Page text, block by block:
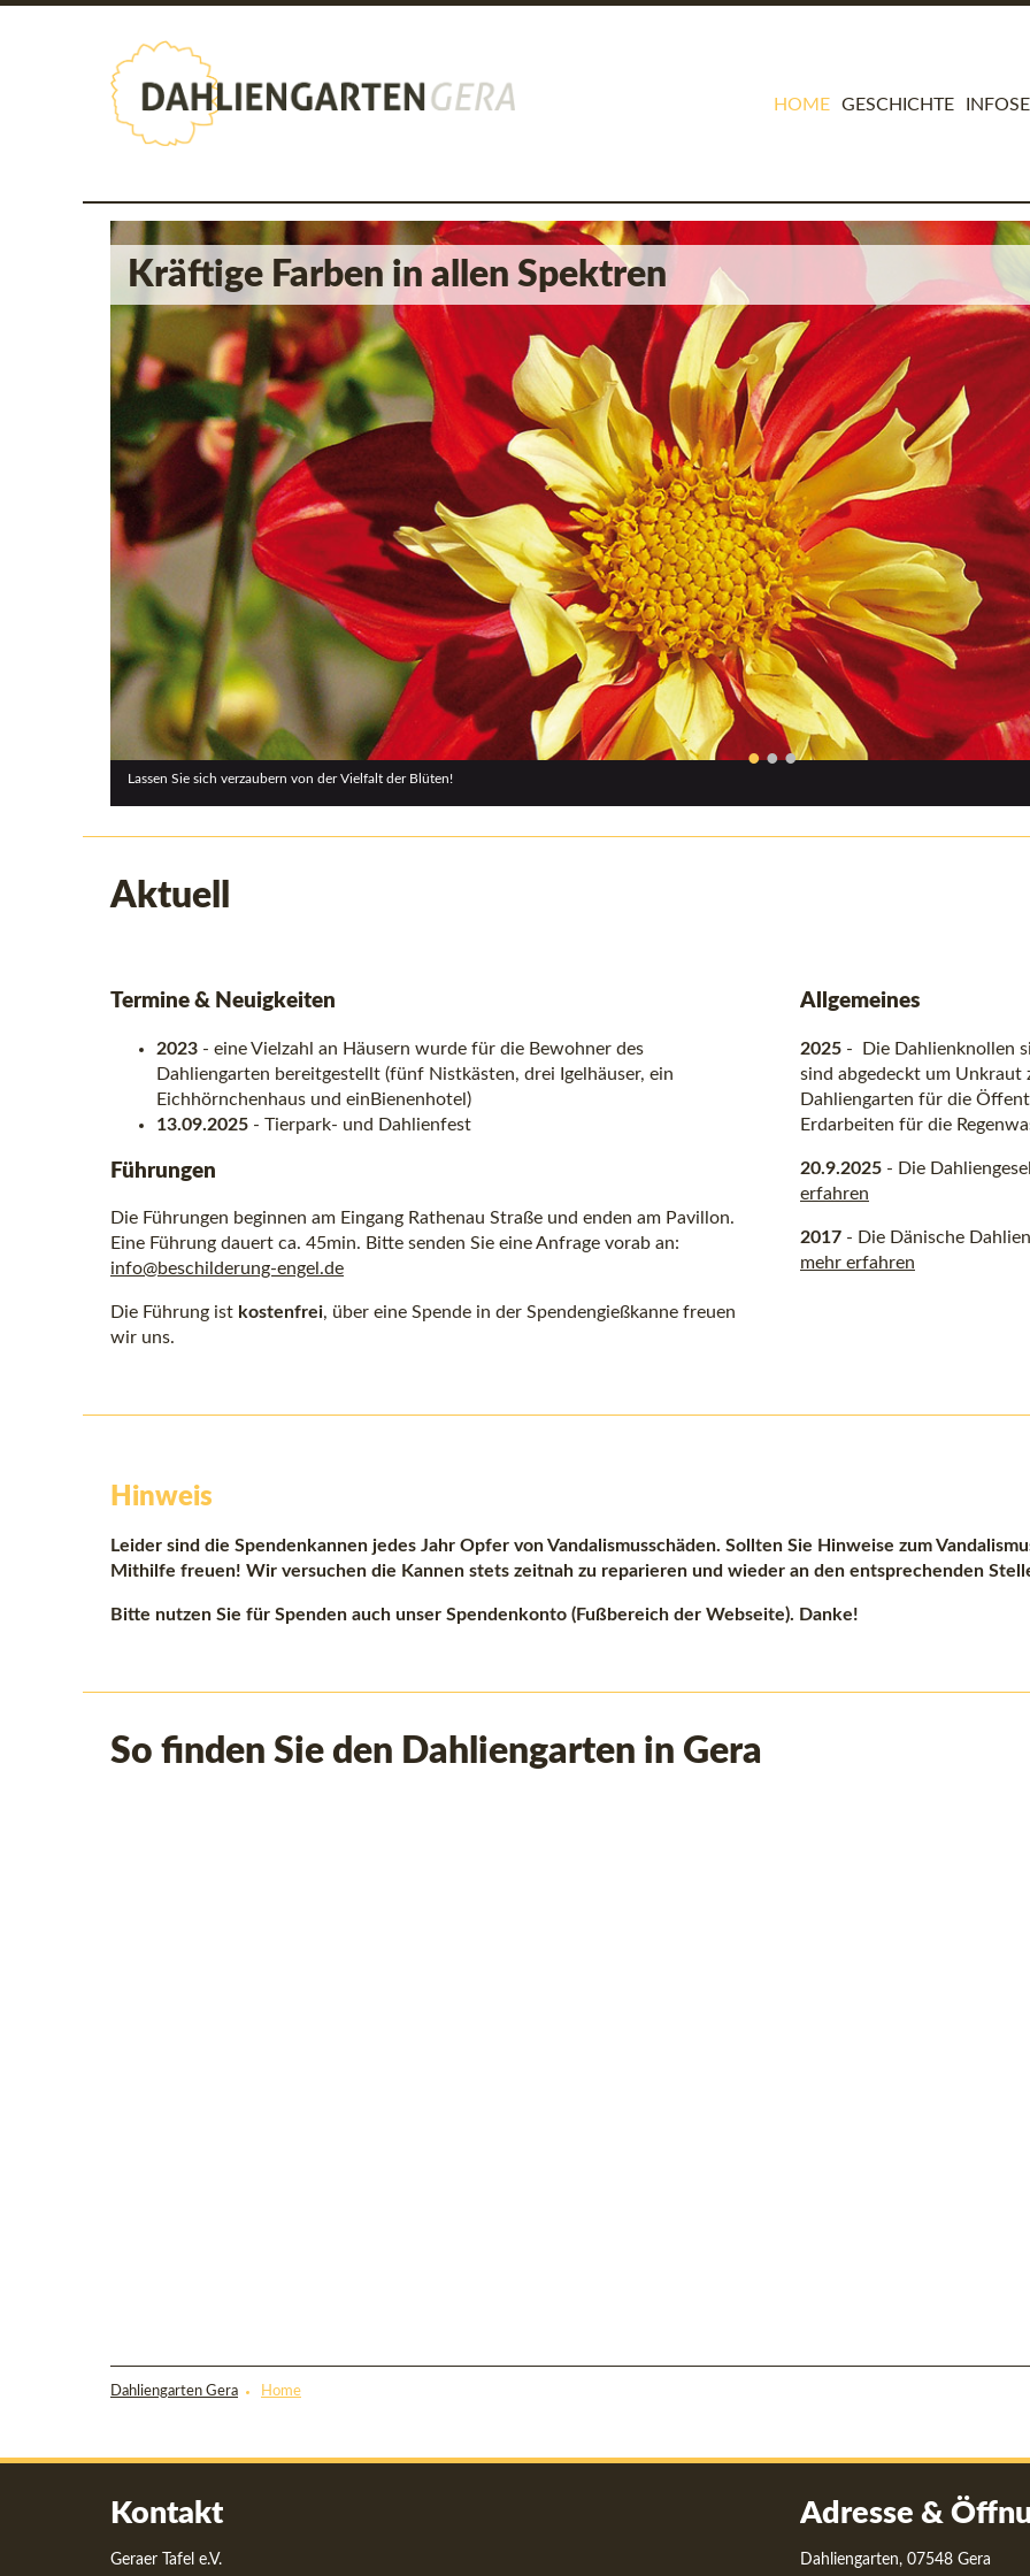
HOME GESCHICHTE
Dahlien im Dahliengarten Gera
Kommen Sie vorbei und erleben Sie die Bracht der Blüten!
• • •
Aktuell
Termine & Neuigkeiten
2023 - eine Vielzahl an Häusern wurde für die Bewohner des
Dahliengarten bereitgestellt (fünf Nistkästen, drei Igelhäuser, ein
Eichhörnchenhaus und einBienenhotel)
13.09.2025 - Tierpark- und Dahlienfest
Führungen
Die Führungen beginnen am Eingang Rathenau Straße und enden am Pavillon.
Eine Führung dauert ca. 45min. Bitte senden Sie eine Anfrage vorab an:
info@beschilderung-engel.de
Die Führung ist kostenfrei, über eine Spende in der Spendengießkanne freuen
wir uns.
Allgemeines
2025 - Die Dahlienknollen
sind abgedeckt um Unkraut
Dahliengarten für die
Erdarbeiten für die
20.9.2025 - Die
erfahren
2017 - Die Dänische
mehr erfahren
Hinweis
Leider sind die Spendenkannen jedes Jahr Opfer von Vandalismusschäden. Sollten Sie Hinweise zum
Mithilfe freuen! Wir versuchen die Kannen stets zeitnah zu reparieren und wieder an den entsprechenden
Bitte nutzen Sie für Spenden auch unser Spendenkonto (Fußbereich der Webseite). Danke!
So finden Sie den Dahliengarten in Gera
Dahliengarten Gera Home
Kontakt
Geraer Tafel e.V.
Adresse &
Dahliengarten, 07548 Gera